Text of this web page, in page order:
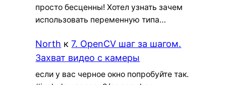
просто бесценны! Хотел узнать зачем
использовать переменную типа…
North к7. OpenCV шаг за шагом.
Захват видео с камеры
если у вас черное окно попробуйте так.